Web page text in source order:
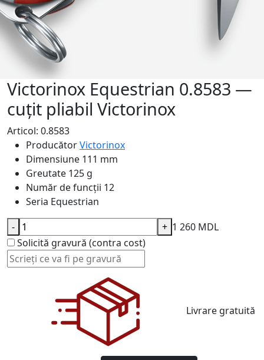
Victorinox Equestrian 0.8583 —
cuțit pliabil Victorinox
Articol: 0.8583
ProducătorVictorinox
Dimensiune 111 mm
Greutate 125 g
Număr de funcții 12
Seria Equestrian
1 260 MDL
Solicită gravură (contra cost)
- +
Livrare gratuită